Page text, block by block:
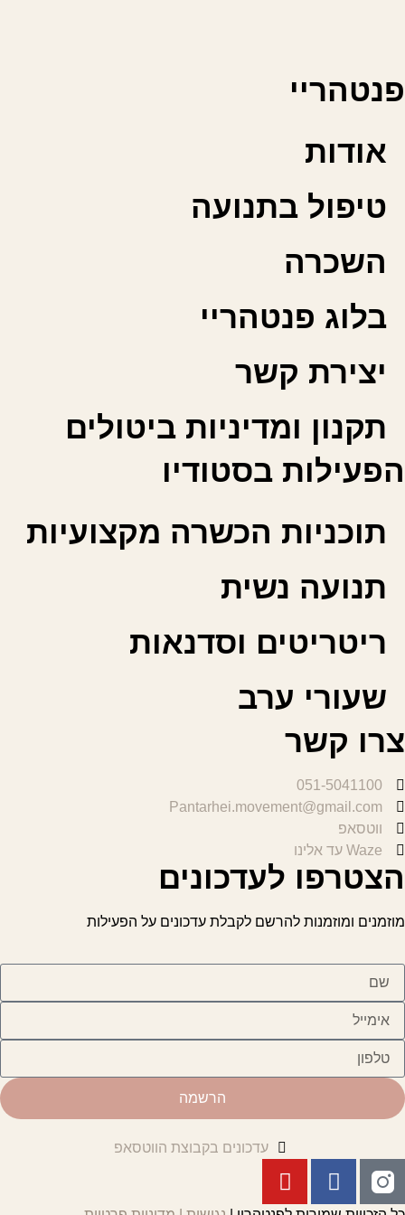
פנטהריי
אודות
טיפול בתנועה
השכרה
בלוג פנטהריי
יצירת קשר
תקנון ומדיניות ביטולים
הפעילות בסטודיו
תוכניות הכשרה מקצועיות
תנועה נשית
ריטריטים וסדנאות
שעורי ערב
צרו קשר
051-5041100
Pantarhei.movement@gmail.com
ווטסאפ
Waze עד אלינו
הצטרפו לעדכונים
מוזמנים ומוזמנות להרשם לקבלת עדכונים על הפעילות
הרשמה
עדכונים בקבוצת הווטסאפ